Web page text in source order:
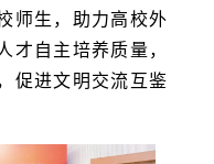
师生，助力高校外
才自主培养质量，
促进文明交流互鉴